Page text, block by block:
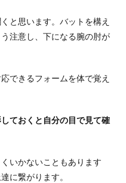
と思います。バットを構え
注意し、下になる腕の肘が
できるフォームを体で覚え
ておくと自分の目で見て確
いかないこともあります
に繋がります。